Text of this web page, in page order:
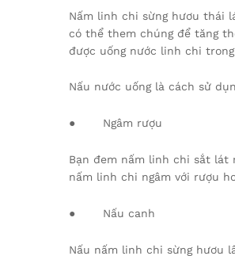
Nấm linh chi sừng hươu thái
có thể them chúng để tăng
được uống nước linh chi
Nấu nước uống là cách sử
● Ngâm rượu
Bạn đem nấm linh chi sắt lát
nấm linh chi ngâm với rượu
● Nấu canh
Nấu nấm linh chi sừng hươu